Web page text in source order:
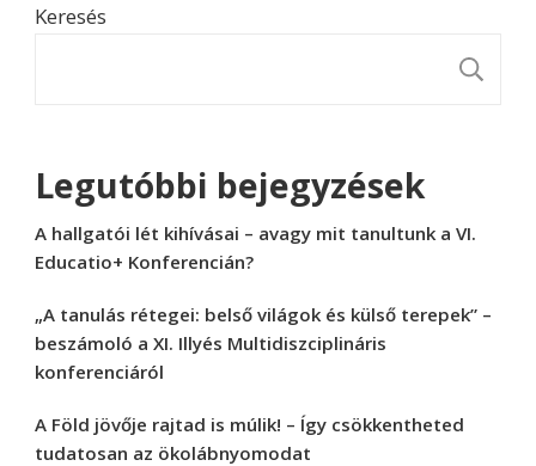
Keresés
Legutóbbi bejegyzések
A hallgatói lét kihívásai – avagy mit tanultunk a VI.
Educatio+ Konferencián?
„A tanulás rétegei: belső világok és külső terepek” –
beszámoló a XI. Illyés Multidiszciplináris
konferenciáról
A Föld jövője rajtad is múlik! – Így csökkentheted
tudatosan az ökolábnyomodat